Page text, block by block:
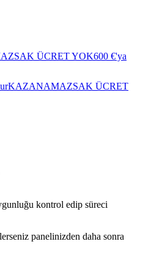
ÜCRET YOK600 €'ya
KAZANAMAZSAK ÜCRET
kontrol edip süreci
panelinizden daha sonra